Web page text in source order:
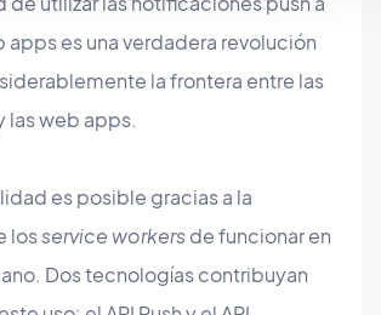
apps es una verdadera revolución
la frontera entre las
las web apps.
es posible gracias a la
losservice workers de funcionar en
Dos tecnologías contribuyan